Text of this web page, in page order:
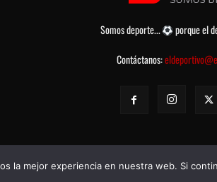
Somos deporte...
porque el
Contáctanos:
Reservados - Política de Privacidad
la mejor experiencia en nuestra web. Si